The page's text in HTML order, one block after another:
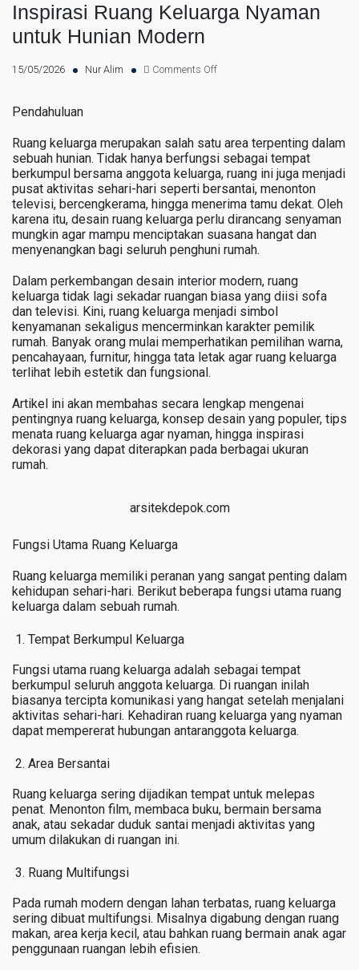
Inspirasi Ruang Keluarga Nyaman
untuk Hunian Modern
15/05/2026 Nur Alim Comments Off
Pendahuluan
Ruang keluarga merupakan salah satu area terpenting dalam
sebuah hunian. Tidak hanya berfungsi sebagai tempat
berkumpul bersama anggota keluarga, ruang ini juga menjadi
pusat aktivitas sehari-hari seperti bersantai, menonton
televisi, bercengkerama, hingga menerima tamu dekat. Oleh
karena itu, desain ruang keluarga perlu dirancang senyaman
mungkin agar mampu menciptakan suasana hangat dan
menyenangkan bagi seluruh penghuni rumah.
Dalam perkembangan desain interior modern, ruang
keluarga tidak lagi sekadar ruangan biasa yang diisi sofa
dan televisi. Kini, ruang keluarga menjadi simbol
kenyamanan sekaligus mencerminkan karakter pemilik
rumah. Banyak orang mulai memperhatikan pemilihan warna,
pencahayaan, furnitur, hingga tata letak agar ruang keluarga
terlihat lebih estetik dan fungsional.
Artikel ini akan membahas secara lengkap mengenai
pentingnya ruang keluarga, konsep desain yang populer, tips
menata ruang keluarga agar nyaman, hingga inspirasi
dekorasi yang dapat diterapkan pada berbagai ukuran
rumah.
arsitekdepok.com
Fungsi Utama Ruang Keluarga
Ruang keluarga memiliki peranan yang sangat penting dalam
kehidupan sehari-hari. Berikut beberapa fungsi utama ruang
keluarga dalam sebuah rumah.
Tempat Berkumpul Keluarga
Fungsi utama ruang keluarga adalah sebagai tempat
berkumpul seluruh anggota keluarga. Di ruangan inilah
biasanya tercipta komunikasi yang hangat setelah menjalani
aktivitas sehari-hari. Kehadiran ruang keluarga yang nyaman
dapat mempererat hubungan antaranggota keluarga.
Area Bersantai
Ruang keluarga sering dijadikan tempat untuk melepas
penat. Menonton film, membaca buku, bermain bersama
anak, atau sekadar duduk santai menjadi aktivitas yang
umum dilakukan di ruangan ini.
Ruang Multifungsi
Pada rumah modern dengan lahan terbatas, ruang keluarga
sering dibuat multifungsi. Misalnya digabung dengan ruang
makan, area kerja kecil, atau bahkan ruang bermain anak agar
penggunaan ruangan lebih efisien.